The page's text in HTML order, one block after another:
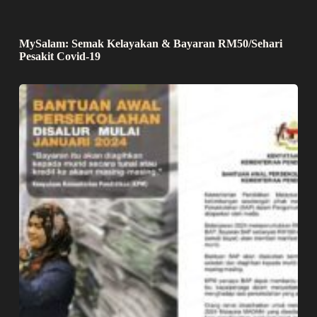
MySalam: Semak Kelayakan & Bayaran RM50/Sehari
Pesakit Covid-19